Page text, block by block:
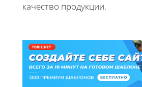
качество продукции.